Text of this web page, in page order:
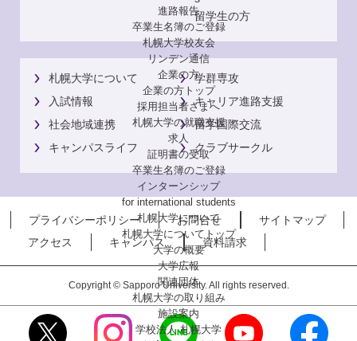
進路報告
卒業生名簿のご登録
札幌大学校友会
リンデン通信
企業の方
企業の方トップ
採用担当者さまへ
札幌大学の就職支援
求人
証明書の受取
卒業生名簿のご登録
インターンシップ
for international students
札幌大学について
札幌大学についてトップ
大学の概要
大学広報
関連団体
札幌大学の取り組み
施設案内
学校法人 札幌大学
留学生の方
札幌大学について
学群専攻
入試情報
キャリア進路支援
社会地域連携
留学国際交流
キャンパスライフ
クラブサークル
プライバシーポリシー お問合せ
サイトマップ
アクセス
キャンパス 資料請求
Copyright © Sapporo University. All rights reserved.